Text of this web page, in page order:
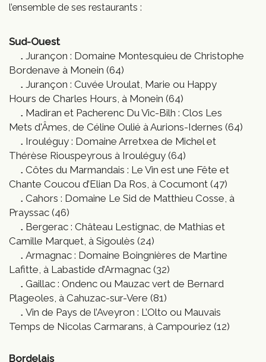
l’ensemble de ses restaurants :
Sud-Ouest
Jurançon : Domaine Montesquieu de Christophe
Bordenave à Monein (64)
Jurançon : Cuvée Uroulat, Marie ou Happy
Hours de Charles Hours, à Monein (64)
Madiran et Pacherenc Du Vic-Bilh : Clos Les
Mets d'Âmes, de Céline Oulié à Aurions-Idernes (64)
Irouléguy : Domaine Arretxea de Michel et
Thérèse Riouspeyrous à Irouléguy (64)
Côtes du Marmandais : Le Vin est une Fête et
Chante Coucou d’Elian Da Ros, à Cocumont (47)
Cahors : Domaine Le Sid de Matthieu Cosse, à
Prayssac (46)
Bergerac : Château Lestignac, de Mathias et
Camille Marquet, à Sigoulès (24)
Armagnac : Domaine Boingnières de Martine
Lafitte, à Labastide d’Armagnac (32)
Gaillac : Ondenc ou Mauzac vert de Bernard
Plageoles, à Cahuzac-sur-Vere (81)
Vin de Pays de l’Aveyron : L’Olto ou Mauvais
Temps de Nicolas Carmarans, à Campouriez (12)
Bordelais